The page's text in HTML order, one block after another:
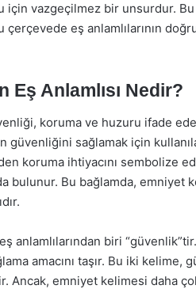
vazgeçilmez bir unsurdur. Bu
çerçevede eş anlamlılarının
Anlamlısı Nedir?
koruma ve huzuru ifade
sağlamak için
koruma ihtiyacını sembolize
bulunur. Bu bağlamda, emniyet
anlamlılarından biri
amacını taşır. Bu iki kelime,
Ancak, emniyet kelimesi daha